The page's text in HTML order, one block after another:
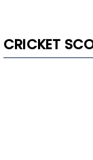
CRICKET